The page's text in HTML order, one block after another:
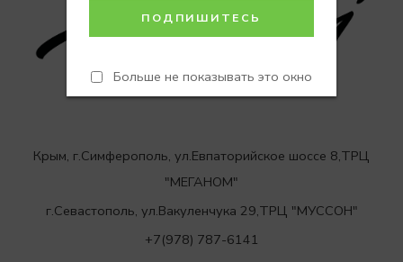
Больше не показывать это окно
Крым, г.Симферополь, ул.Евпаторийское шоссе 8,ТРЦ
"МЕГАНОМ"
г.Севастополь, ул.Вакуленчука 29,ТРЦ "МУССОН"
+7(978) 787-6141